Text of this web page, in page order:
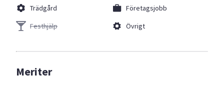
Trädgård
Festhjälp
Företagsjobb
Övrigt
Meriter